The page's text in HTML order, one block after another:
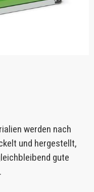
werden nach
und hergestellt,
gute